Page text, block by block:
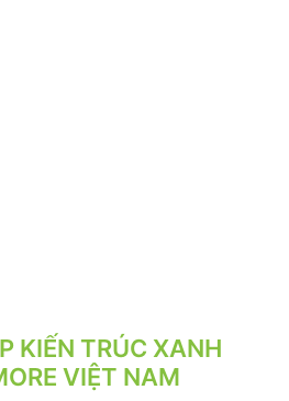
KIẾN TRÚC XANH
VIỆT NAM